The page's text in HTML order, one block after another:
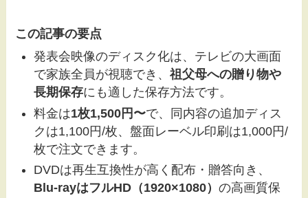
この記事の要点
発表会映像のディスク化は、テレビの大画面
で家族全員が視聴でき、祖父母への贈り物や
長期保存にも適した保存方法です。
料金は1枚1,500円〜で、同内容の追加ディス
クは1,100円/枚、盤面レーベル印刷は1,000円/
枚で注文できます。
DVDは再生互換性が高く配布・贈答向き、
Blu-rayはフルHD（1920×1080）の高画質保